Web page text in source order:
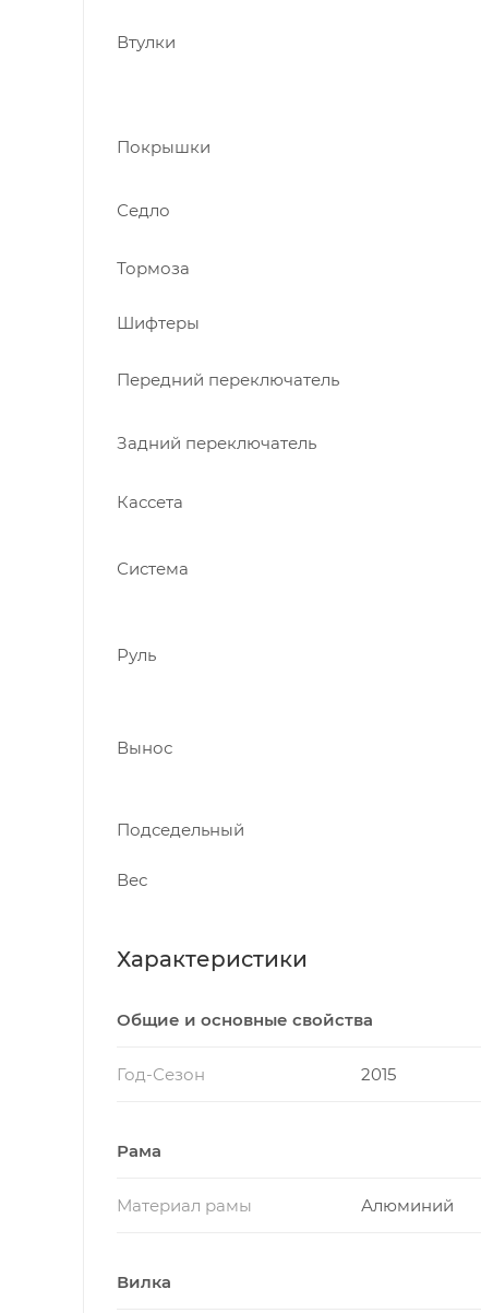
Втулки
Покрышки
Седло
Тормоза
Шифтеры
Передний переключатель
Задний переключатель
Кассета
Система
Руль
Вынос
Подседельный
Вес
Характеристики
Общие и основные свойства
Год-Сезон 2015
Рама
Материал рамы Алюминий
Вилка